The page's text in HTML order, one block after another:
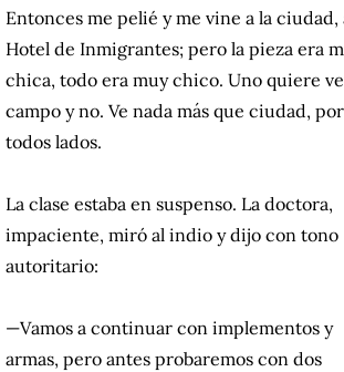
Entonces me pelié y me vine a la ciudad,
Hotel de Inmigrantes; pero la pieza era
chica, todo era muy chico. Uno quiere
campo y no. Ve nada más que ciudad, por
todos lados.
La clase estaba en suspenso. La doctora,
impaciente, miró al indio y dijo con tono
autoritario:
—Vamos a continuar con implementos y
armas, pero antes probaremos con dos